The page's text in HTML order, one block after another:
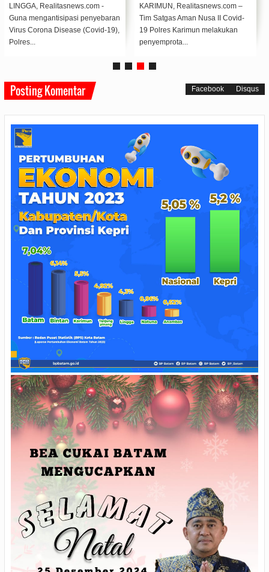
Singkep
LINGGA, Realitasnews.com -
Guna mengantisipasi penyebaran
Virus Corona Disease (Covid-19),
Polres...
Protokol
KARIMUN, Realitasnews.com –
Tim Satgas Aman Nusa II Covid-
19 Polres Karimun melakukan
penyemprota...
Posting Komentar Facebook Disqus